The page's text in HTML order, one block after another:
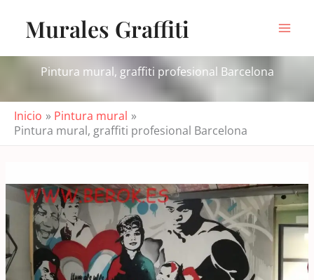
contenidoMurales Graffiti
Pintura mural, graffiti profesional Barcelona
Inicio
Pintura mural
Pintura mural, graffiti profesional Barcelona